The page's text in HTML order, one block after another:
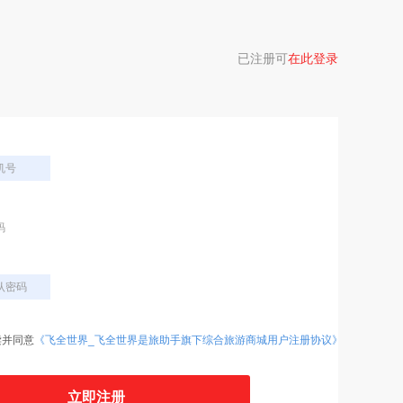
已注册可在此登录
同意 《飞全世界_飞全世界是旅助手旗下综合旅游商城用户注册协议》